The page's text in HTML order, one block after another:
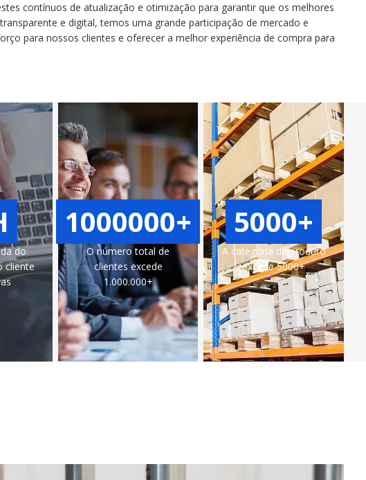
contínuos de atualização e otimização para garantir que os melhores
e digital, temos uma grande participação de mercado e
para nossos clientes e oferecer a melhor experiência de compra para
do
cliente
1000000+
O número total de
clientes excede
1.000.000+
5000+
A categoria de produto
excede 5000+